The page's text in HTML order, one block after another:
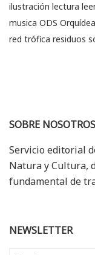
ilustración lectura
musica ODS
red trófica residuos
SOBRE NOSOTROS
Servicio editorial
Natura y Cultura,
fundamental de
NEWSLETTER